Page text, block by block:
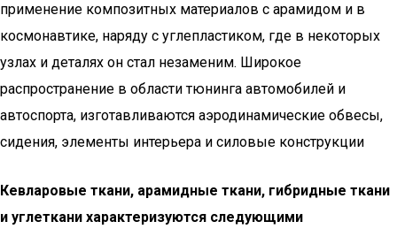
применение композитных материалов с арамидом и в
космонавтике, наряду с углепластиком, где в некоторых
узлах и деталях он стал незаменим. Широкое
распространение в области тюнинга автомобилей и
автоспорта, изготавливаются аэродинамические обвесы,
сидения, элементы интерьера и силовые конструкции
Кевларовые ткани, арамидные ткани, гибридные ткани
и углеткани характеризуются следующими